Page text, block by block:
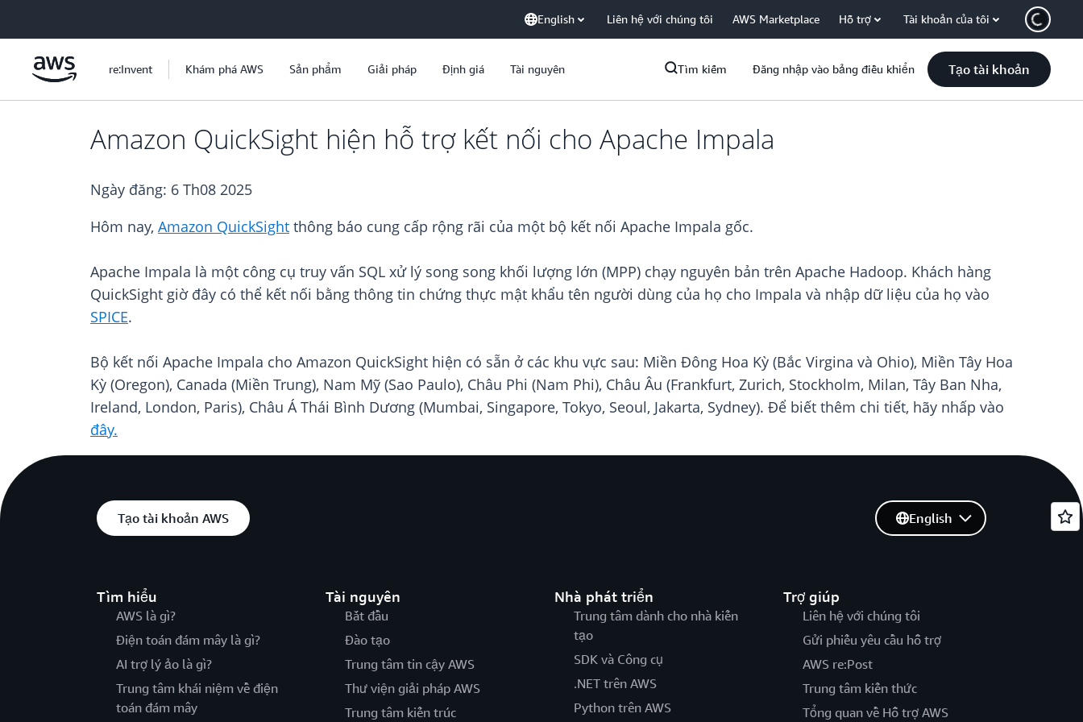
English Liên hệ với chúng tôi AWS Marketplace Hỗ trợ Tài khoản của tôi
re:Invent Khám phá AWS Sản phẩm Giải pháp Định giá Tài nguyên Tìm kiếm Đăng nhập vào bảng điều khiển Tạo tài khoản
Amazon QuickSight hiện hỗ trợ kết nối cho Apache Impala
Ngày đăng: 6 Th08 2025
Hôm nay, Amazon QuickSight thông báo cung cấp rộng rãi của một bộ kết nối Apache Impala gốc.
Apache Impala là một công cụ truy vấn SQL xử lý song song khối lượng lớn (MPP) chạy nguyên bản trên Apache Hadoop. Khách hàng
QuickSight giờ đây có thể kết nối bằng thông tin chứng thực mật khẩu tên người dùng của họ cho Impala và nhập dữ liệu của họ vào
SPICE.
Bộ kết nối Apache Impala cho Amazon QuickSight hiện có sẵn ở các khu vực sau: Miền Đông Hoa Kỳ (Bắc Virgina và Ohio), Miền Tây Hoa
Kỳ (Oregon), Canada (Miền Trung), Nam Mỹ (Sao Paulo), Châu Phi (Nam Phi), Châu Âu (Frankfurt, Zurich, Stockholm, Milan, Tây Ban Nha,
Ireland, London, Paris), Châu Á Thái Bình Dương (Mumbai, Singapore, Tokyo, Seoul, Jakarta, Sydney). Để biết thêm chi tiết, hãy nhấp vào
đây.
Tạo tài khoản AWS
Tìm hiểu
AWS là gì?
Điện toán đám mây là gì?
AI trợ lý ảo là gì?
Trung tâm khái niệm về điện
toán đám mây
Tài nguyên
Bắt đầu
Đào tạo
Trung tâm tin cậy AWS
Thư viện giải pháp AWS
Trung tâm kiến trúc
Nhà phát triển
Trung tâm dành cho nhà kiến
tạo
SDK và Công cụ
.NET trên AWS
Python trên AWS
Trợ giúp
Liên hệ với chúng tôi
Gửi phiếu yêu cầu hỗ trợ
AWS re:Post
Trung tâm kiến thức
Tổng quan về Hỗ trợ AWS
English